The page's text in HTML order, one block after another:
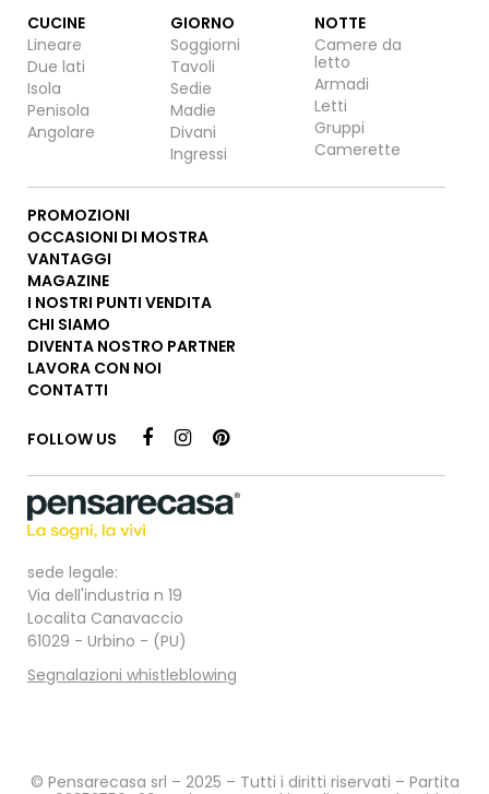
CUCINE
Lineare
Due lati
Isola
Penisola
Angolare
GIORNO
Soggiorni
Tavoli
Sedie
Madie
Divani
Ingressi
NOTTE
Camere da
letto
Armadi
Letti
Gruppi
Camerette
PROMOZIONI
OCCASIONI DI MOSTRA
VANTAGGI
MAGAZINE
I NOSTRI PUNTI VENDITA
CHI SIAMO
DIVENTA NOSTRO PARTNER
LAVORA CON NOI
CONTATTI
FOLLOW US
sede legale:
Via dell'industria n 19
Localita Canavaccio
61029 - Urbino - (PU)
Segnalazioni whistleblowing
© Pensarecasa srl – 2025 – Tutti i diritti riservati – Partita